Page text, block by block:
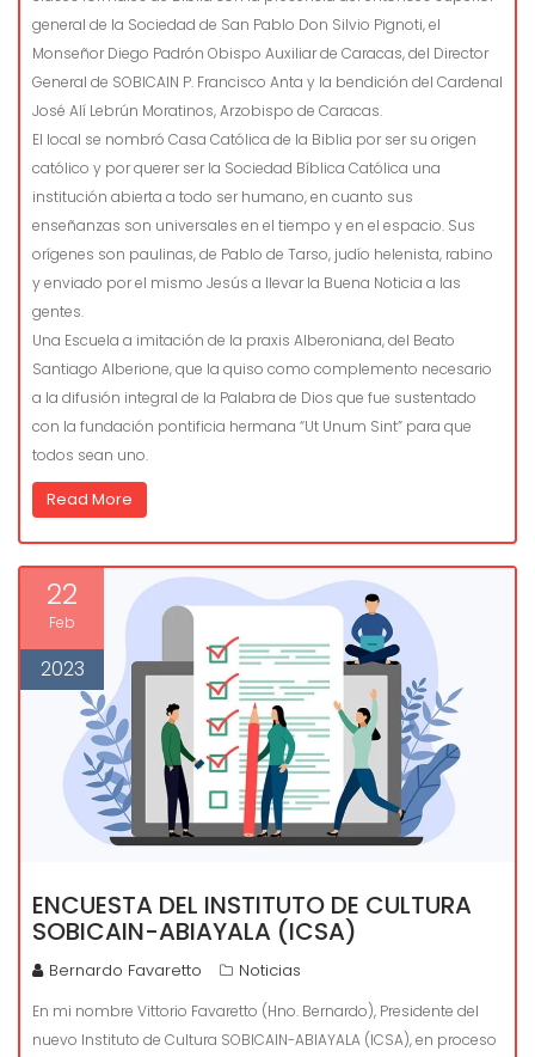
general de la Sociedad de San Pablo Don Silvio Pignoti, el
Monseñor Diego Padrón Obispo Auxiliar de Caracas, del Director
General de SOBICAIN P. Francisco Anta y la bendición del Cardenal
José Alí Lebrún Moratinos, Arzobispo de Caracas.
El local se nombró Casa Católica de la Biblia por ser su origen
católico y por querer ser la Sociedad Bíblica Católica una
institución abierta a todo ser humano, en cuanto sus
enseñanzas son universales en el tiempo y en el espacio. Sus
orígenes son paulinas, de Pablo de Tarso, judío helenista, rabino
y enviado por el mismo Jesús a llevar la Buena Noticia a las
gentes.
Una Escuela a imitación de la praxis Alberoniana, del Beato
Santiago Alberione, que la quiso como complemento necesario
a la difusión integral de la Palabra de Dios que fue sustentado
con la fundación pontificia hermana “Ut Unum Sint” para que
todos sean uno.
Read More
22
Feb
2023
ENCUESTA DEL INSTITUTO DE CULTURA
SOBICAIN-ABIAYALA (ICSA)
Bernardo Favaretto Noticias
En mi nombre Vittorio Favaretto (Hno. Bernardo), Presidente del
nuevo Instituto de Cultura SOBICAIN-ABIAYALA (ICSA), en proceso